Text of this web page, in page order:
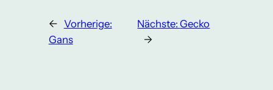
← Vorherige:
Gans
Nächste:Gecko
→